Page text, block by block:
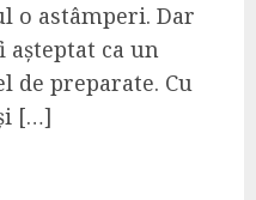
o astâmperi. Dar
așteptat ca un
de preparate. Cu
[…]